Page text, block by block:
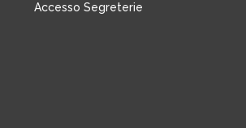
Accesso Segreterie